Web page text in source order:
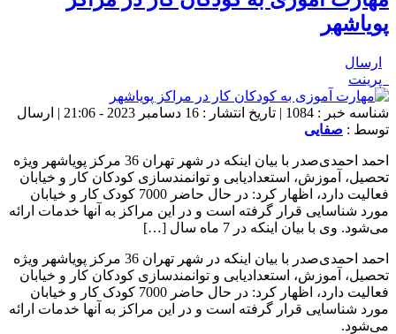
پویاشهر
ارسال
پرینت
شناسه خبر : 1084 | تاریخ انتشار : 16 دسامبر 2023 - 21:06 | ارسال
توسط : صفایی
احمد احمدی‌صدر با بیان اینکه در شهر تهران 36 مرکز پویاشهر ویژه
تحصیل، آموزش، استعدادیابی و توانمندسازی کودکان کار و خیابان
فعالیت دارد، اظهار کرد: در حال حاضر 7000 کودک کار و خیابان
مورد شناسایی قرار گرفته است و در این مراکز به آنها خدمات ارائه
می‌شود. وی با بیان اینکه در 7 ماه سال […]
احمد احمدی‌صدر با بیان اینکه در شهر تهران 36 مرکز پویاشهر ویژه
تحصیل، آموزش، استعدادیابی و توانمندسازی کودکان کار و خیابان
فعالیت دارد، اظهار کرد: در حال حاضر 7000 کودک کار و خیابان
مورد شناسایی قرار گرفته است و در این مراکز به آنها خدمات ارائه
می‌شود.